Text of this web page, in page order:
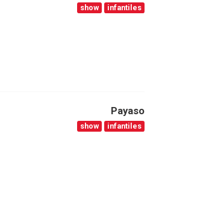
show infantiles
Payaso
show infantiles